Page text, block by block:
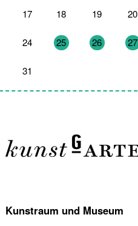
17 18 19 20
24 25 26 27
31
Kunstraum und Museum